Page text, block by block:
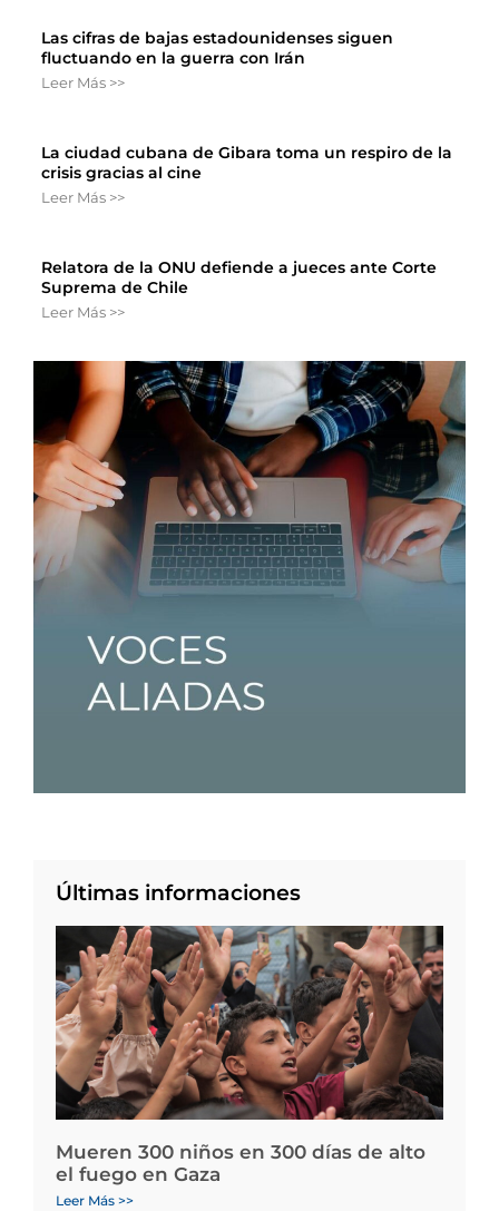
Las cifras de bajas estadounidenses siguen
fluctuando en la guerra con Irán
Leer Más >>
La ciudad cubana de Gibara toma un respiro de la
crisis gracias al cine
Leer Más >>
Relatora de la ONU defiende a jueces ante Corte
Suprema de Chile
Leer Más >>
Últimas informaciones
Mueren 300 niños en 300 días de alto
el fuego en Gaza
Leer Más >>